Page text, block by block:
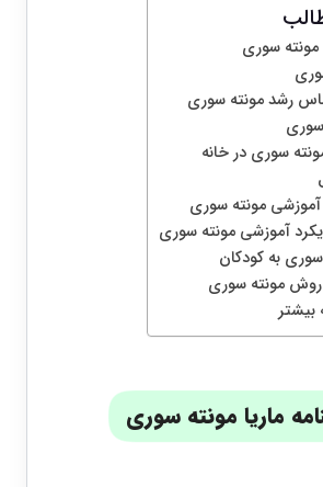
مونته سوری
رشد مونته سوری
سوری در خانه
مونته سوری
آموزشی مونته سوری
به کودکان
روش مونته سوری
بیشتر
ماریا مونته سوری